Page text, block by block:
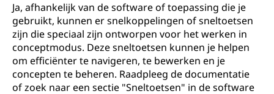
Ja, afhankelijk van de software of toepassing die je
gebruikt, kunnen er snelkoppelingen of sneltoetsen
zijn die speciaal zijn ontworpen voor het werken in
conceptmodus. Deze sneltoetsen kunnen je helpen
om efficiënter te navigeren, te bewerken en je
concepten te beheren. Raadpleeg de documentatie
of zoek naar een sectie "Sneltoetsen" in de software